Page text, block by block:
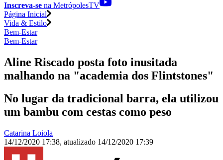
Inscreva-se na MetrópolesTV
Página Inicial
Vida & Estilo
Bem-Estar
Bem-Estar
Aline Riscado posta foto inusitada
malhando na "academia dos Flintstones"
No lugar da tradicional barra, ela utilizou
um bambu com cestas como peso
Catarina Loiola
14/12/2020 17:38, atualizado 14/12/2020 17:39